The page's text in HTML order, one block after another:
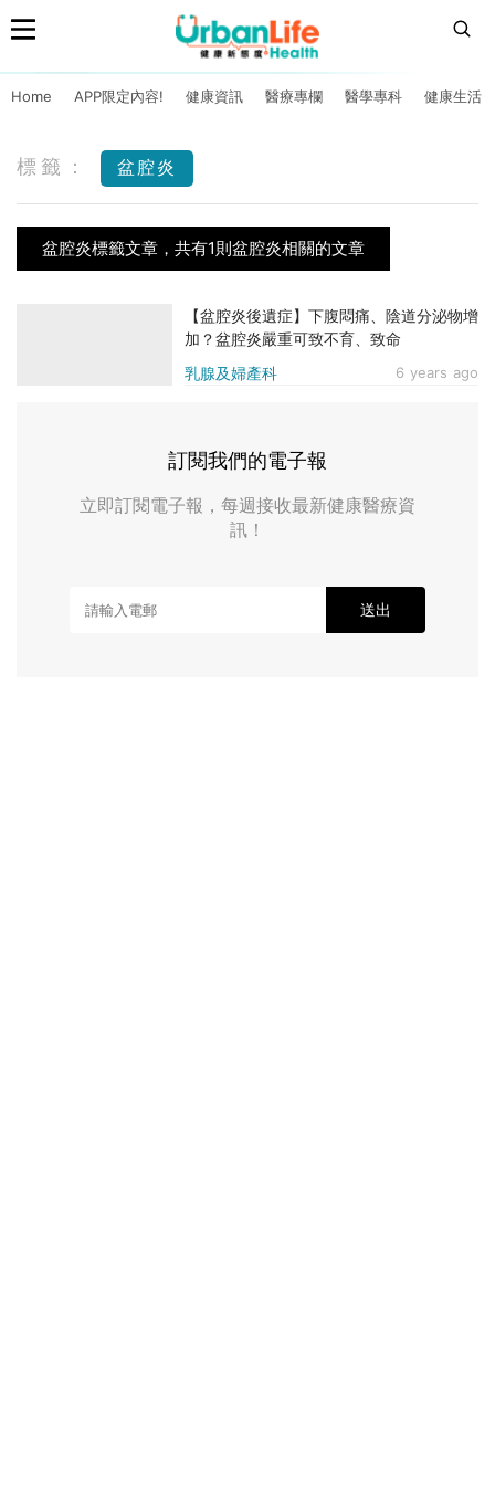
Home APP限定內容! 健康資訊 醫療專欄 醫學專科 健康生活
標籤： 盆腔炎
盆腔炎標籤文章，共有1則盆腔炎相關的文章
乳腺及婦產科 6 years ago
【盆腔炎後遺症】下腹悶痛、陰道分泌物增
加？盆腔炎嚴重可致不育、致命
訂閱我們的電子報
立即訂閱電子報，每週接收最新健康醫療資
訊！
送出